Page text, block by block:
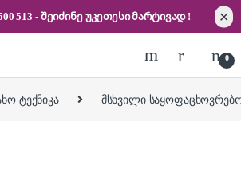
513 - შეიძინე უკეთესიმარტივად ! ✕
0
ტექნიკა მსხვილი